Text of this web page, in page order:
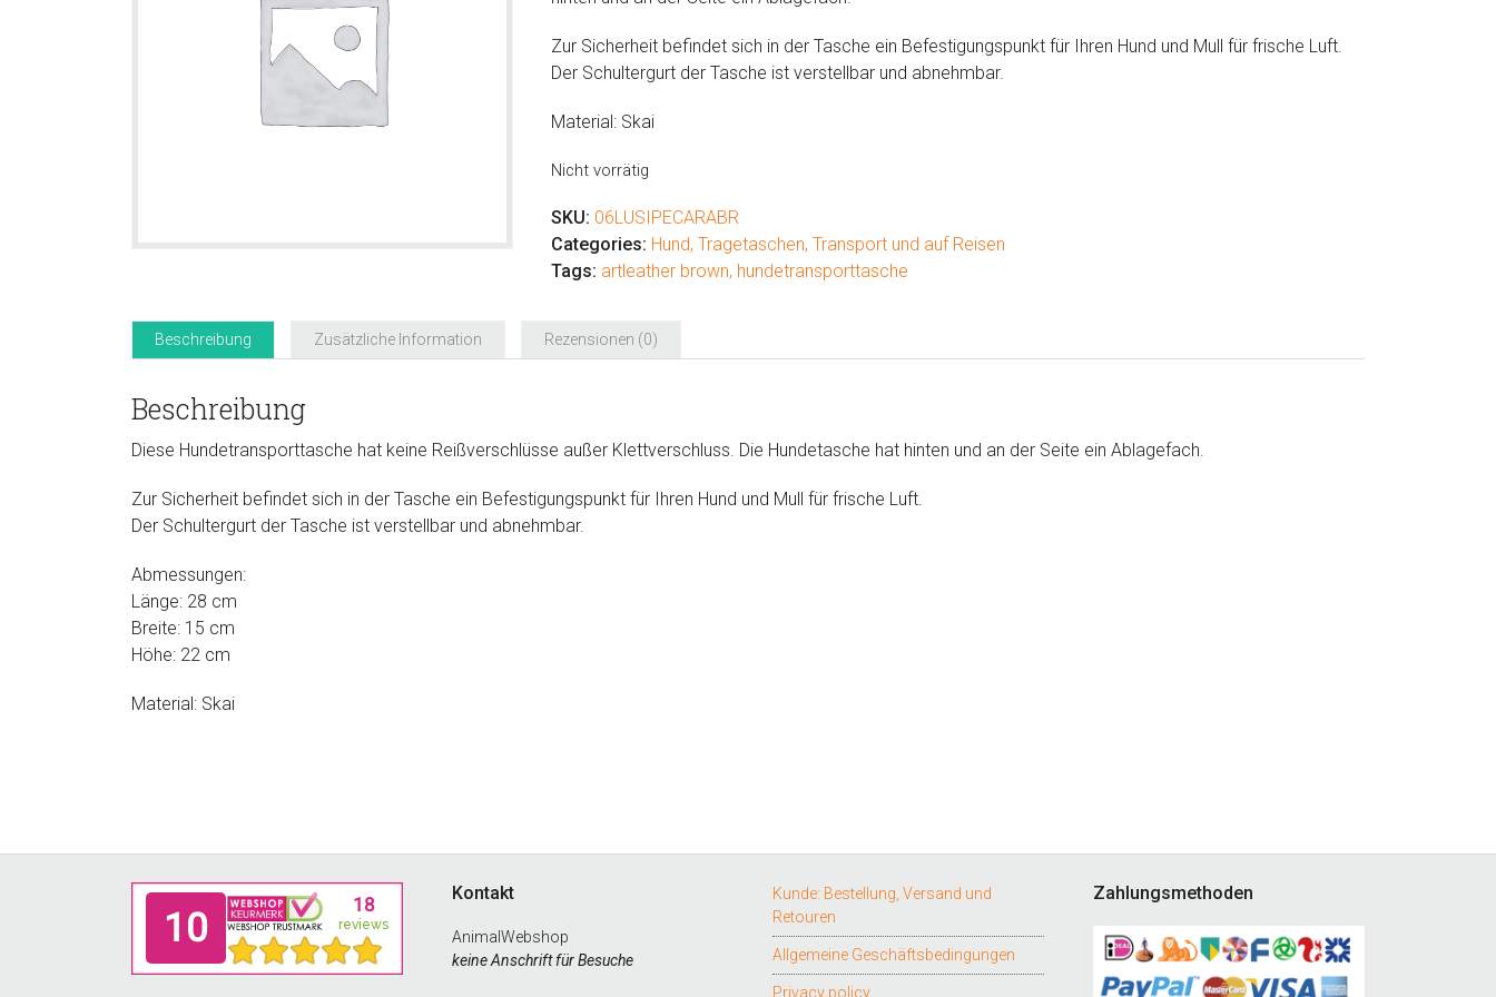
Zur Sicherheit befindet sich in der Tasche ein Befestigungspunkt für Ihren Hund und Mull für frische Luft.
Der Schultergurt der Tasche ist verstellbar und abnehmbar.
Material: Skai
Nicht vorrätig
SKU: 06LUSIPECARABR
Categories: Hund, Tragetaschen, Transport und auf Reisen
Tags: artleather brown, hundetransporttasche
Beschreibung Zusätzliche Information Rezensionen (0)
Beschreibung
Diese Hundetransporttasche hat keine Reißverschlüsse außer Klettverschluss. Die Hundetasche hat hinten und an der Seite ein Ablagefach.
Zur Sicherheit befindet sich in der Tasche ein Befestigungspunkt für Ihren Hund und Mull für frische Luft.
Der Schultergurt der Tasche ist verstellbar und abnehmbar.
Abmessungen:
Länge: 28 cm
Breite: 15 cm
Höhe: 22 cm
Material: Skai
Kontakt
AnimalWebshop
keine Anschrift für Besuche
Kunde: Bestellung, Versand und
Retouren
Allgemeine Geschäftsbedingungen
Privacy policy
Zahlungsmethoden